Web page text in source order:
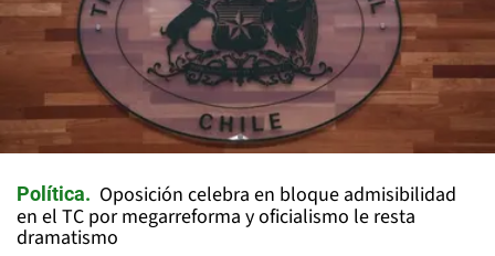
Política
Oposición celebra en bloque admisibilidad
en el TC por megarreforma y oficialismo le resta
dramatismo